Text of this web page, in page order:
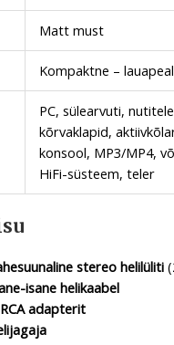
Matt must
Kompaktne –
PC, sülearvuti,
kõrvaklapid,
konsool, MP3/MP4,
HiFi-süsteem, teler
stereo helilüliti
isane helikaabel
adapterit